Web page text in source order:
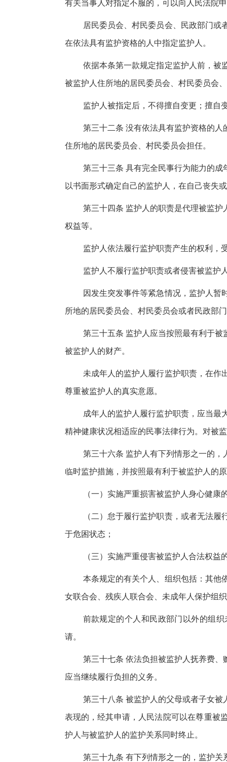
有关当事人对指定不服的，可以向人民法院
居民委员会、村民委员会、民政部门
在依法具有监护资格的人中指定监护人。
依据本条第一款规定指定监护人前，被
被监护人住所地的居民委员会、村民委员会
监护人被指定后，不得擅自变更；擅自
第三十二条 没有依法具有监护资格的
住所地的居民委员会、村民委员会担任。
第三十三条 具有完全民事行为能力的
以书面形式确定自己的监护人，在自己丧失
第三十四条 监护人的职责是代理被监
权益等。
监护人依法履行监护职责产生的权利，
监护人不履行监护职责或者侵害被监护
因发生突发事件等紧急情况，监护人
所地的居民委员会、村民委员会或者民政部
第三十五条 监护人应当按照最有利于
被监护人的财产。
未成年人的监护人履行监护职责，在作
尊重被监护人的真实意愿。
成年人的监护人履行监护职责，应当
精神健康状况相适应的民事法律行为。对被
第三十六条 监护人有下列情形之一的
临时监护措施，并按照最有利于被监护人的
（一）实施严重损害被监护人身心健康
（二）怠于履行监护职责，或者无法
于危困状态；
（三）实施严重侵害被监护人合法权益
本条规定的有关个人、组织包括：其他
女联合会、残疾人联合会、未成年人保护组
前款规定的个人和民政部门以外的组
请。
第三十七条 依法负担被监护人抚养费
应当继续履行负担的义务。
第三十八条 被监护人的父母或者子女
表现的，经其申请，人民法院可以在尊重被
护人与被监护人的监护关系同时终止。
第三十九条 有下列情形之一的，监护关